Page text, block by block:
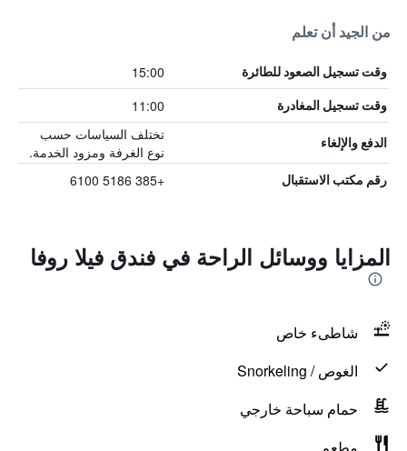
من الجيد أن تعلم
وقت تسجيل الصعود للطائرة 15:00
وقت تسجيل المغادرة 11:00
الدفع والإلغاء
تختلف السياسات حسب
نوع الغرفة ومزود الخدمة.
رقم مكتب الاستقبال +385 5186 6100
المزايا ووسائل الراحة في فندق فيلا روفا
شاطىء خاص
الغوص / Snorkeling
حمام سباحة خارجي